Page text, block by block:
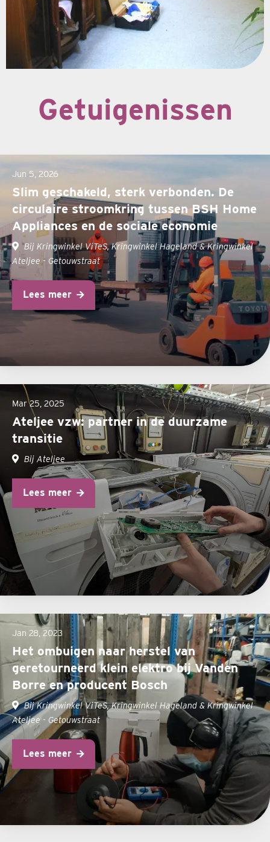
Getuigenissen
Jun 5, 2026
Slim geschakeld, sterk verbonden. De
circulaire stroomkring tussen BSH Home
Appliances en de sociale economie
Bij Kringwinkel ViTeS, Kringwinkel Hageland & Kringwinkel
Ateljee - Getouwstraat
Lees meer
Mar 25, 2025
Ateljee vzw: partner in de duurzame
transitie
Bij Ateljee
Lees meer
Jan 28, 2023
Het ombuigen naar herstel van
geretourneerd klein elektro bij Vanden
Borre en producent Bosch
Bij Kringwinkel ViTeS, Kringwinkel Hageland & Kringwinkel
Ateljee - Getouwstraat
Lees meer